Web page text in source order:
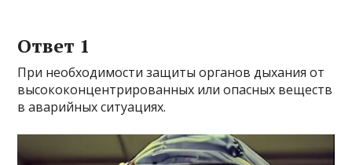
Ответ 1
При необходимости защиты органов дыхания от
высококонцентрированных или опасных веществ
в аварийных ситуациях.